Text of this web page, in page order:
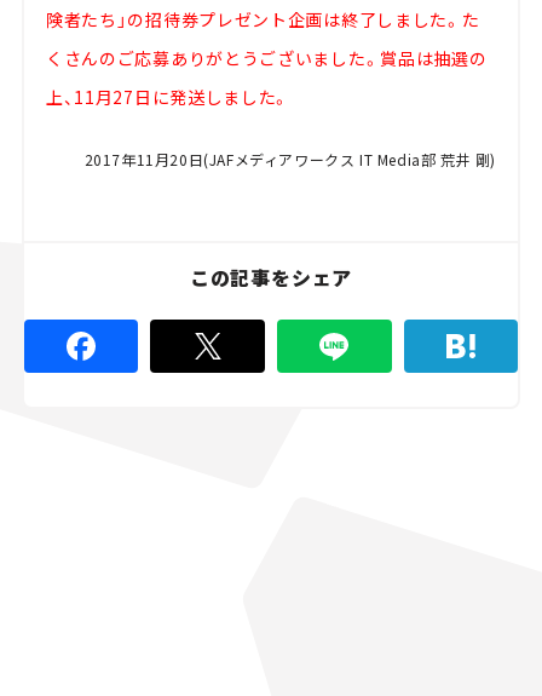
険者たち」の招待券プレゼント企画は終了しました。た
くさんのご応募ありがとうございました。賞品は抽選の
上、11月27日に発送しました。
2017年11月20日(JAFメディアワークス IT Media部 荒井 剛)
この記事をシェア